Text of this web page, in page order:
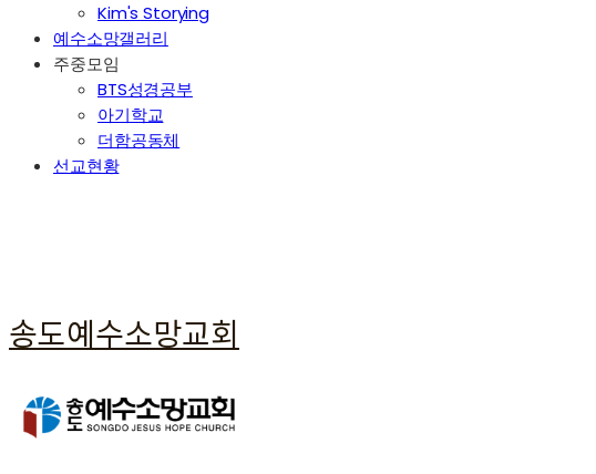
Kim's Storying
예수소망갤러리
주중모임
BTS성경공부
아기학교
더함공동체
선교현황
송도예수소망교회